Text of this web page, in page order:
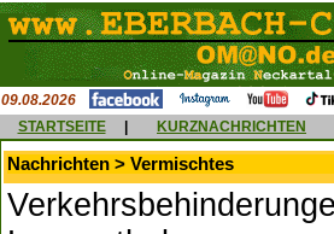
09.08.2026
STARTSEITE
KURZNACHRICHTEN
Nachrichten > Vermischtes